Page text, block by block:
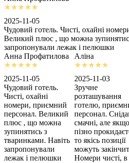
2025-11-05
Чудовий готель. Чисті, охайні
Великий плюс , що можна
запропонували лежак і пелюшки
Анна Профатилова
2025-11-05
Чудовий готель.
Чисті, охайні
номери, приємний
персонал. Великий
плюс , що можна
зупинятись з
тваринками. Навіть
запропонували
лежак і пелюшки
Аліна
2025-11-03
Зручне
розташування
готелю,
персонал.
смачні, але
пізно
то якісь позиції
можуть
Номери чисті,